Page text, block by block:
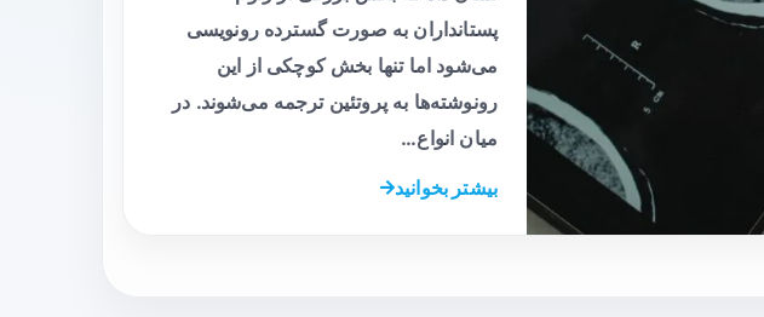
پستانداران به صورت گسترده رونویسی
می‌شود اما تنها بخش کوچکی از این
رونوشته‌ها به پروتئین ترجمه می‌شوند. در
میان انواع…
بیشتر بخوانید